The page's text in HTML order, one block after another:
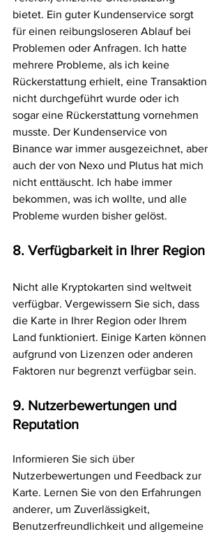
bietet. Ein guter Kundenservice sorgt
für einen reibungsloseren Ablauf bei
Problemen oder Anfragen. Ich hatte
mehrere Probleme, als ich keine
Rückerstattung erhielt, eine Transaktion
nicht durchgeführt wurde oder ich
sogar eine Rückerstattung vornehmen
musste. Der Kundenservice von
Binance war immer ausgezeichnet, aber
auch der von Nexo und Plutus hat mich
nicht enttäuscht. Ich habe immer
bekommen, was ich wollte, und alle
Probleme wurden bisher gelöst.
8. Verfügbarkeit in Ihrer Region
Nicht alle Kryptokarten sind weltweit
verfügbar. Vergewissern Sie sich, dass
die Karte in Ihrer Region oder Ihrem
Land funktioniert. Einige Karten können
aufgrund von Lizenzen oder anderen
Faktoren nur begrenzt verfügbar sein.
9. Nutzerbewertungen und
Reputation
Informieren Sie sich über
Nutzerbewertungen und Feedback zur
Karte. Lernen Sie von den Erfahrungen
anderer, um Zuverlässigkeit,
Benutzerfreundlichkeit und allgemeine